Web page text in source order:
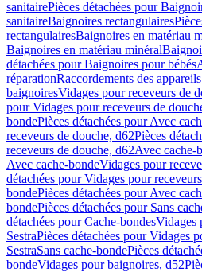
sanitairePièces détachées pour
sanitaireBaignoires rectangulaires
rectangulairesBaignoires en matériau
Baignoires en matériau minéral
détachées pour Baignoires pour bébés
réparationRaccordements des
baignoiresVidages pour receveurs de
pour Vidages pour receveurs de
bondePièces détachées pour Avec
receveurs de douche, d62Pièces
receveurs de douche, d62Avec cache-
Avec cache-bondeVidages pour
détachées pour Vidages pour
bondePièces détachées pour Avec
bondePièces détachées pour Sans
détachées pour Cache-bondesVidages
SestraPièces détachées pour Vidages
SestraSans cache-bondePièces
bondeVidages pour baignoires, d52